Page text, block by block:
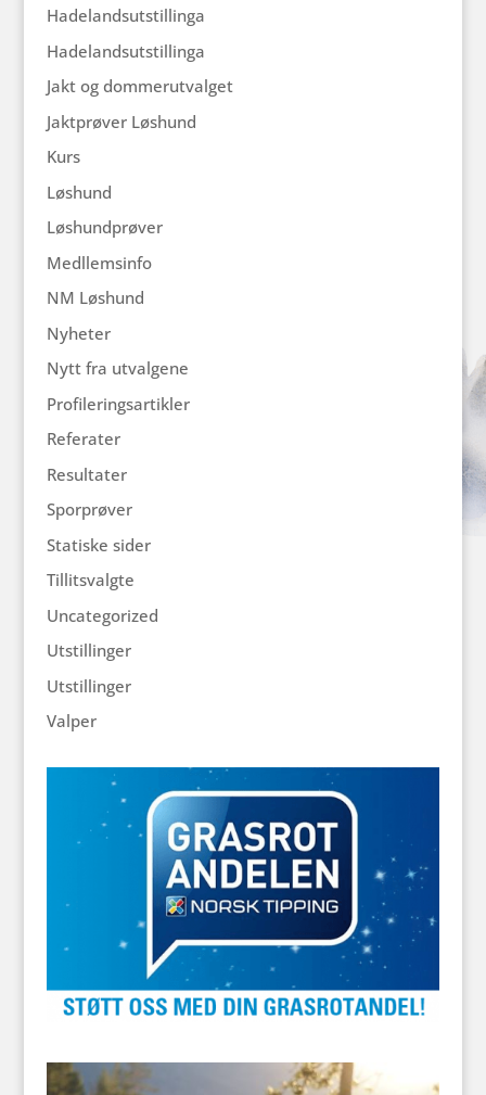
Hadelandsutstillinga
Hadelandsutstillinga
Jakt og dommerutvalget
Jaktprøver Løshund
Kurs
Løshund
Løshundprøver
Medllemsinfo
NM Løshund
Nyheter
Nytt fra utvalgene
Profileringsartikler
Referater
Resultater
Sporprøver
Statiske sider
Tillitsvalgte
Uncategorized
Utstillinger
Utstillinger
Valper